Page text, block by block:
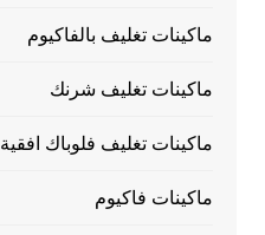
ماكينات تغليف بالفاكيوم
ماكينات تغليف شرنك
ماكينات تغليف فلوباك افقية
ماكينات فاكيوم